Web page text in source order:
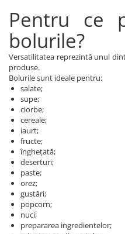
Pentru ce
bolurile?
Versatilitatea reprezintă unul
produse.
Bolurile sunt ideale pentru:
salate;
supe;
ciorbe;
cereale;
iaurt;
fructe;
înghețată;
deserturi;
paste;
orez;
gustări;
popcorn;
nuci;
prepararea ingredientelor;